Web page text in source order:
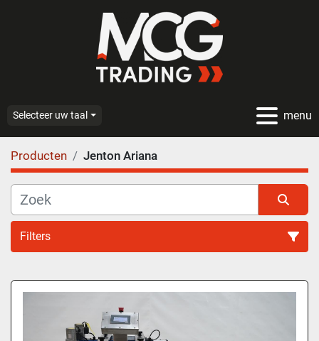
menu
Selecteer uw taal
Producten Jenton Ariana
Filters
Alle categoriën
Sorteren op